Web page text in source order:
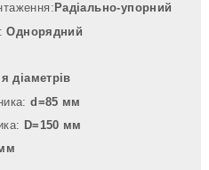
Радіально-упорний
Однорядний
діаметрів
d=85 мм
D=150 мм